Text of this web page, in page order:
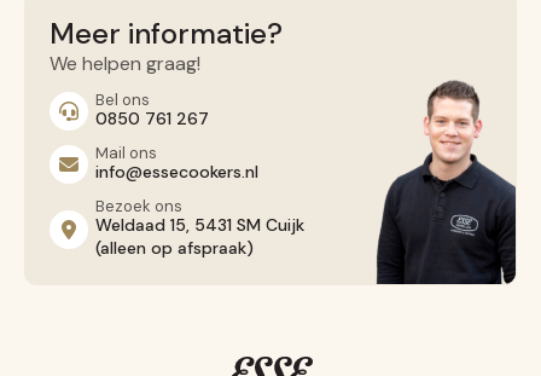
Contact opnemen
Algemene voorwaarden
Privacy Beleid
Meer informatie?
We helpen graag!
Bel ons
0850 761 267
Mail ons
info@essecookers.nl
Bezoek ons
Weldaad 15, 5431 SM Cuijk
(alleen op afspraak)